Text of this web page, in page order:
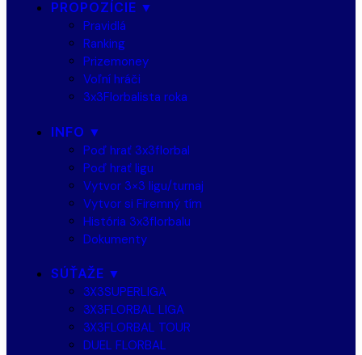
PROPOZÍCIE ▼
Pravidlá
Ranking
Prizemoney
Voľní hráči
3x3Florbalista roka
INFO ▼
Poď hrať 3x3florbal
Poď hrať ligu
Vytvor 3×3 ligu/turnaj
Vytvor si Firemný tím
História 3x3florbalu
Dokumenty
SÚŤAŽE ▼
3X3SUPERLIGA
3X3FLORBAL LIGA
3X3FLORBAL TOUR
DUEL FLORBAL